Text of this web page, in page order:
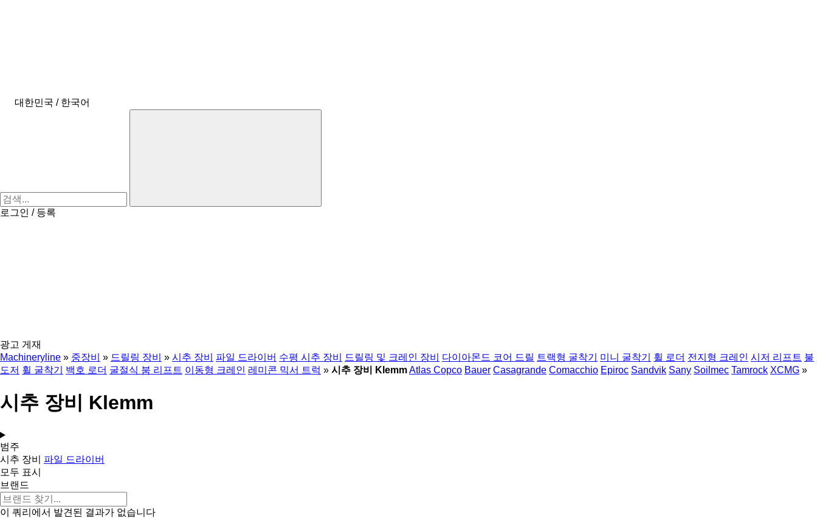
대한민국 / 한국어
로그인 / 등록
광고 게재
Machineryline » 중장비 » 드릴링 장비 » 시추 장비 파일 드라이버 수평 시추 장비 드릴링 및 크레인 장비 다이아몬드 코어 드릴 트랙형 굴착기 미니 굴착기 휠 로더 전지형 크레인 시저 리프트 불
도저 휠 굴착기 백호 로더 굴절식 붐 리프트 이동형 크레인 레미콘 믹서 트럭 » 시추 장비 KlemmAtlas Copco Bauer Casagrande Comacchio Epiroc Sandvik Sany Soilmec Tamrock XCMG »
시추 장비 Klemm
범주
시추 장비
파일 드라이버
모두 표시
브랜드
이 쿼리에서 발견된 결과가 없습니다